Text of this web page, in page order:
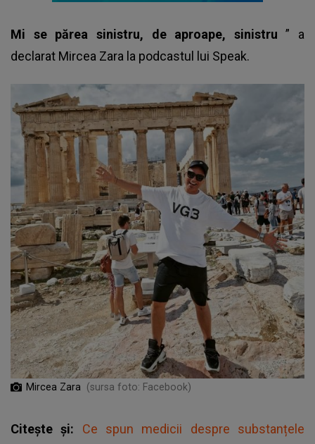
Mi se părea sinistru, de aproape, sinistru” a
declarat Mircea Zara la podcastul lui Speak.
Mircea Zara (sursa foto: Facebook)
Citește și: Ce spun medicii despre substanțele